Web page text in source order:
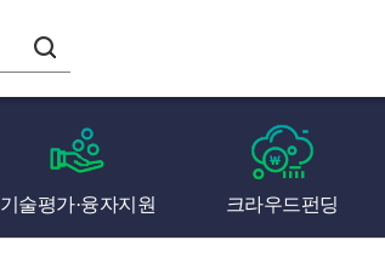
나의창업일지
기술평가·융자지원 크라우드펀딩